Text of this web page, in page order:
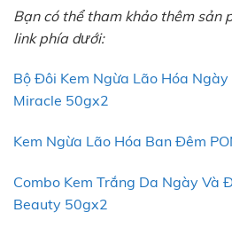
Bạn có thể tham khảo thêm sản
link phía dưới:
Bộ Đôi Kem Ngừa Lão Hóa Ngày
Miracle 50gx2
Kem Ngừa Lão Hóa Ban Đêm
Combo Kem Trắng Da Ngày Và
Beauty 50gx2